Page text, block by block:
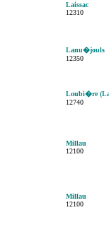
Laissac
12310
Lanu�jouls
12350
Loubi�re
12740
Millau
12100
Millau
12100